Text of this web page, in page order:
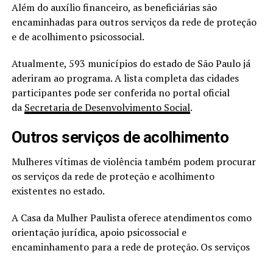
Além do auxílio financeiro, as beneficiárias são
encaminhadas para outros serviços da rede de proteção
e de acolhimento psicossocial.
Atualmente, 593 municípios do estado de São Paulo já
aderiram ao programa. A lista completa das cidades
participantes pode ser conferida no portal oficial
da Secretaria de Desenvolvimento Social.
Outros serviços de acolhimento
Mulheres vítimas de violência também podem procurar
os serviços da rede de proteção e acolhimento
existentes no estado.
A Casa da Mulher Paulista oferece atendimentos como
orientação jurídica, apoio psicossocial e
encaminhamento para a rede de proteção. Os serviços